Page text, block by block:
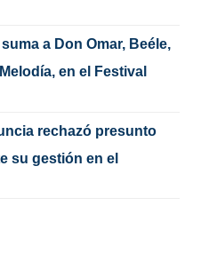
a Don Omar, Beéle,
en el Festival
rechazó presunto
su gestión en el